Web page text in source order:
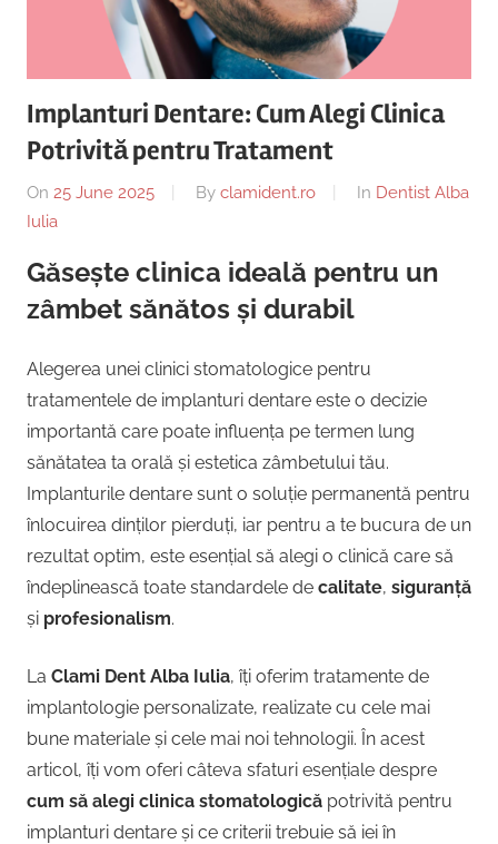
Centru
Implantologie
Lăncrănjan
19,
România
+40754463365
Implanturi Dentare: Cum Alegi Clinica
Potrivită pentru Tratament
On 25 June 2025 By clamident.ro In Dentist Alba
Iulia
Găsește clinica ideală pentru un
zâmbet sănătos și durabil
Alegerea unei clinici stomatologice pentru
tratamentele de implanturi dentare este o decizie
importantă care poate influența pe termen lung
sănătatea ta orală și estetica zâmbetului tău.
Implanturile dentare sunt o soluție permanentă pentru
înlocuirea dinților pierduți, iar pentru a te bucura de un
rezultat optim, este esențial să alegi o clinică care să
îndeplinească toate standardele de calitate, siguranță
și profesionalism.
La Clami Dent Alba Iulia, îți oferim tratamente de
implantologie personalizate, realizate cu cele mai
bune materiale și cele mai noi tehnologii. În acest
articol, îți vom oferi câteva sfaturi esențiale despre
cum să alegi clinica stomatologică potrivită pentru
implanturi dentare și ce criterii trebuie să iei în